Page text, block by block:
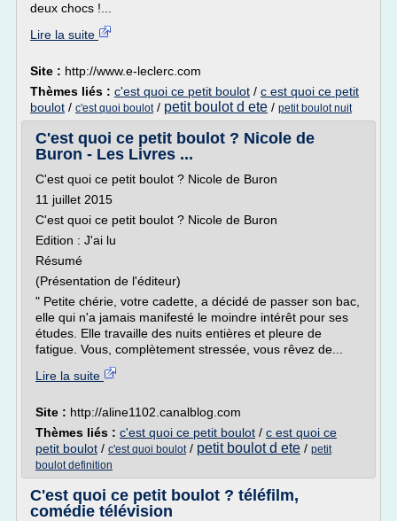
deux chocs !...
Lire la suite
Site : http://www.e-leclerc.com
Thèmes liés : c'est quoi ce petit boulot / c est quoi ce petit
boulot / c'est quoi boulot/ petit boulot d ete / petit boulot nuit
C'est quoi ce petit boulot ? Nicole de
Buron - Les Livres ...
C'est quoi ce petit boulot ? Nicole de Buron
11 juillet 2015
C'est quoi ce petit boulot ? Nicole de Buron
Edition : J'ai lu
Résumé
(Présentation de l'éditeur)
" Petite chérie, votre cadette, a décidé de passer son bac,
elle qui n'a jamais manifesté le moindre intérêt pour ses
études. Elle travaille des nuits entières et pleure de
fatigue. Vous, complètement stressée, vous rêvez de...
Lire la suite
Site : http://aline1102.canalblog.com
Thèmes liés : c'est quoi ce petit boulot / c est quoi ce
petit boulot / c'est quoi boulot/ petit boulot d ete / petit
boulot definition
C'est quoi ce petit boulot ? téléfilm,
comédie télévision